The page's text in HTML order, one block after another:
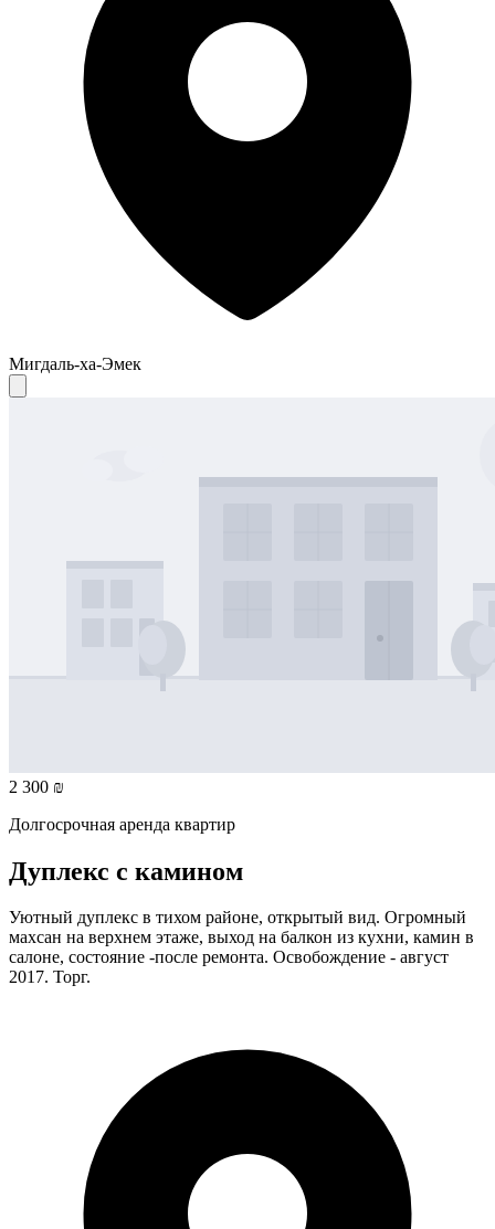
Мигдаль-ха-Эмек
2 300 ₪
Долгосрочная аренда квартир
Дуплекс с камином
Уютный дуплекс в тихом районе, открытый вид. Огромный
махсан на верхнем этаже, выход на балкон из кухни, камин в
салоне, состояние -после ремонта. Освобождение - август
2017. Торг.